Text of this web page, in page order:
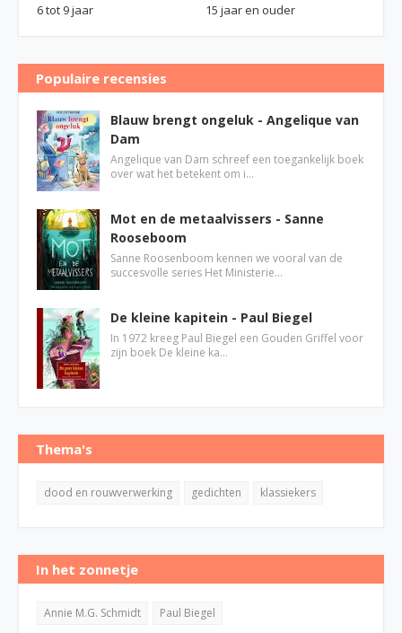
6 tot 9 jaar
15 jaar en ouder
Populaire recensies
Blauw brengt ongeluk - Angelique van
Dam
Angelique van Dam schreef een toegankelijk boek
over wat het betekent om i…
Mot en de metaalvissers - Sanne
Rooseboom
Sanne Roosenboom kennen we vooral van de
succesvolle series Het Ministerie…
De kleine kapitein - Paul Biegel
In 1972 kreeg Paul Biegel een Gouden Griffel voor
zijn boek De kleine ka…
Thema's
dood en rouwverwerking gedichten klassiekers
In het zonnetje
Annie M.G. Schmidt Paul Biegel